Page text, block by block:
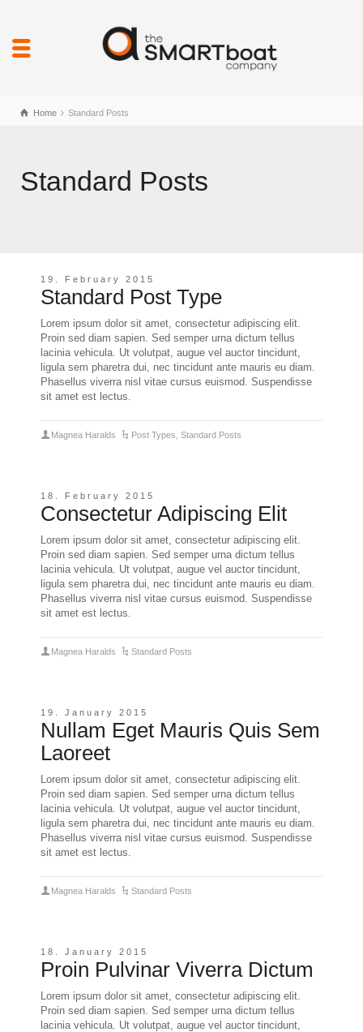
Home Standard Posts
Standard Posts
19. February 2015
Standard Post Type
Lorem ipsum dolor sit amet, consectetur adipiscing elit.
Proin sed diam sapien. Sed semper urna dictum tellus
lacinia vehicula. Ut volutpat, augue vel auctor tincidunt,
ligula sem pharetra dui, nec tincidunt ante mauris eu diam.
Phasellus viverra nisl vitae cursus euismod. Suspendisse
sit amet est lectus.
Magnea Haralds Post Types ,Standard Posts
18. February 2015
Consectetur Adipiscing Elit
Lorem ipsum dolor sit amet, consectetur adipiscing elit.
Proin sed diam sapien. Sed semper urna dictum tellus
lacinia vehicula. Ut volutpat, augue vel auctor tincidunt,
ligula sem pharetra dui, nec tincidunt ante mauris eu diam.
Phasellus viverra nisl vitae cursus euismod. Suspendisse
sit amet est lectus.
Magnea Haralds Standard Posts
19. January 2015
Nullam Eget Mauris Quis Sem
Laoreet
Lorem ipsum dolor sit amet, consectetur adipiscing elit.
Proin sed diam sapien. Sed semper urna dictum tellus
lacinia vehicula. Ut volutpat, augue vel auctor tincidunt,
ligula sem pharetra dui, nec tincidunt ante mauris eu diam.
Phasellus viverra nisl vitae cursus euismod. Suspendisse
sit amet est lectus.
Magnea Haralds Standard Posts
18. January 2015
Proin Pulvinar Viverra Dictum
Lorem ipsum dolor sit amet, consectetur adipiscing elit.
Proin sed diam sapien. Sed semper urna dictum tellus
lacinia vehicula. Ut volutpat, augue vel auctor tincidunt,